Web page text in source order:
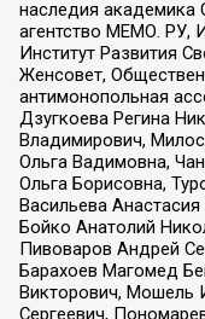
наследия академика
агентство МЕМО. РУ,
Институт Развития
Женсовет,
антимонопольная
Дзугкоева Регина
Владимирович,
Ольга Вадимовна,
Ольга Борисовна,
Васильева
Бойко Анатолий
Пивоваров Андрей
Барахоев Магомед
Викторович, Мошель
Сергеевич,